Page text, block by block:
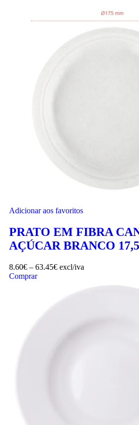
Adicionar aos favoritos
PRATO EM FIBRA
AÇÚCAR BRANCO
8.60€ – 63.45€ excl/iva
Comprar